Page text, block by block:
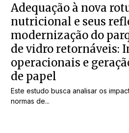
Adequação à nova
nutricional e seus
modernização do
de vidro retornáveis:
operacionais e
de papel
Este estudo busca analisar os
normas de...